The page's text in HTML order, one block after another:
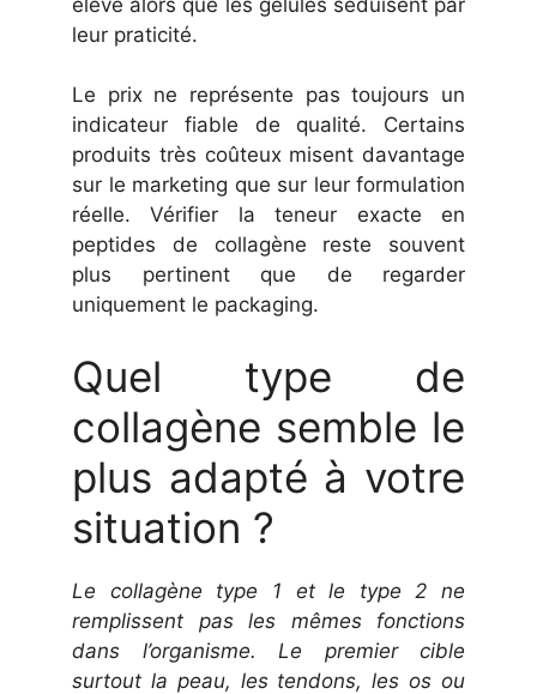
leur praticité.
Le prix ne représente pas toujours un
indicateur fiable de qualité. Certains
produits très coûteux misent davantage
sur le marketing que sur leur formulation
réelle. Vérifier la teneur exacte en
peptides de collagène reste souvent
plus pertinent que de regarder
uniquement le packaging.
Quel type de
collagène semble le
plus adapté à votre
situation ?
Le collagène type 1 et le type 2 ne
remplissent pas les mêmes fonctions
dans l’organisme. Le premier cible
surtout la peau, les tendons, les os ou